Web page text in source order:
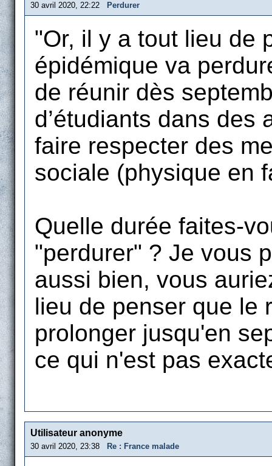
30 avril 2020, 22:22 Perdurer
"Or, il y a tout lieu de
épidémique va
de réunir dès
d’étudiants dans des
faire respecter des
sociale (physique en
Quelle durée faites-
"perdurer" ? Je vous
aussi bien, vous
lieu de penser que le
prolonger jusqu'en
ce qui n'est pas
Utilisateur anonyme
30 avril 2020, 23:38 Re : France malade